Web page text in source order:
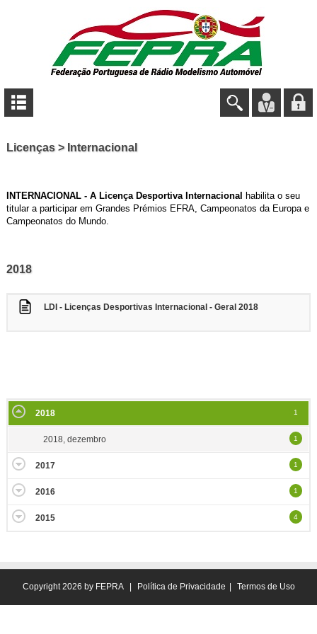
Licenças > Internacional
INTERNACIONAL - A Licença Desportiva Internacional habilita o seu
titular a participar em Grandes Prémios EFRA, Campeonatos da Europa e
Campeonatos do Mundo.
2018
LDI - Licenças Desportivas Internacional - Geral 2018
2018 1
2018, dezembro 1
2017 1
2016 1
2015 4
Copyright 2026 by FEPRA Política de Privacidade Termos de Uso